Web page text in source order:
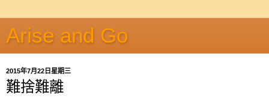
Arise and Go
2015年7月22日星期三
難捨難離